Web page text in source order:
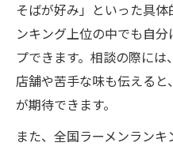
そばが好み」といった具
ンキング上位の中でも自
プできます。相談の際に
店舗や苦手な味も伝える
が期待できます。
また、全国ラーメンラン